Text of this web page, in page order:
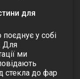
для
у собі
Для
ми
стекла до фар